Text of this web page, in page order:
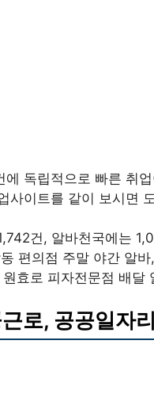
에 독립적으로 빠른 취
사이트를 같이 보시면
건, 알바천국에는
편의점 주말 야간 알
효로 피자전문점 배달
로, 공공일자